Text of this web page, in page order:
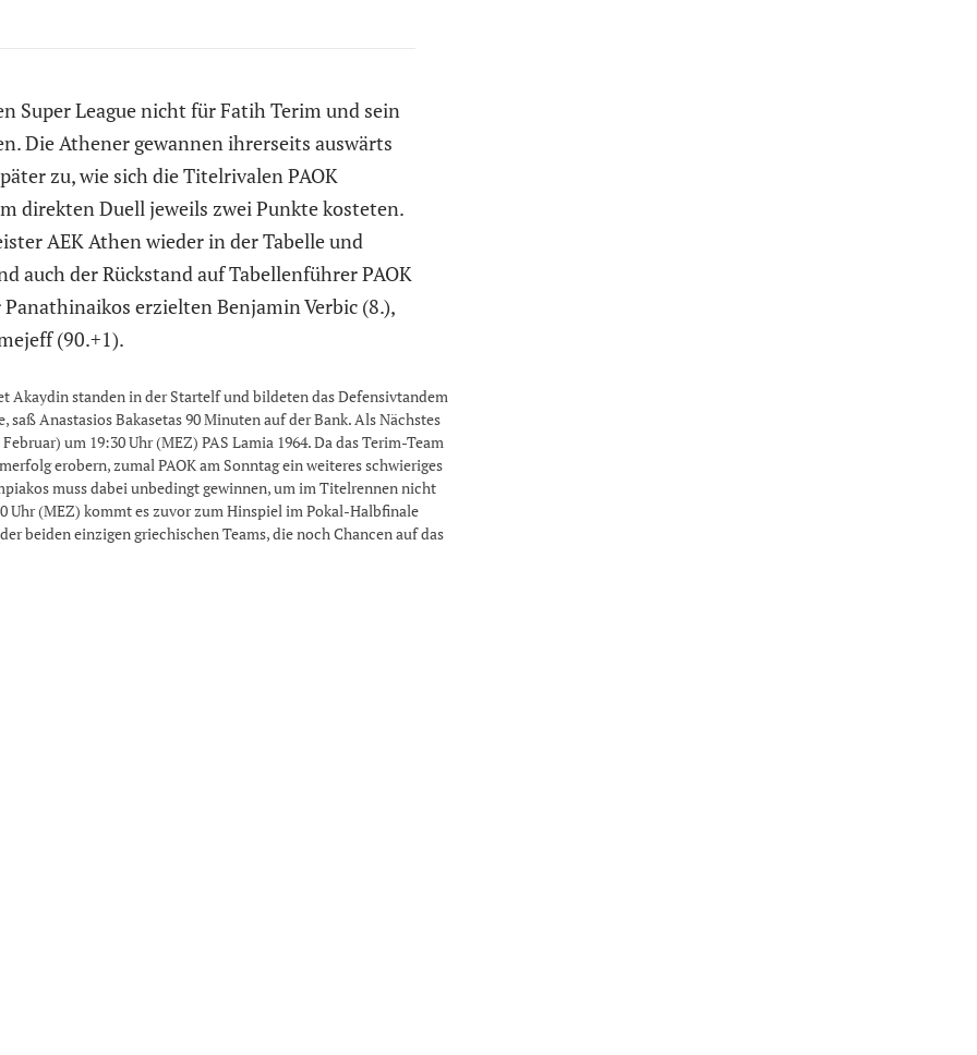
Super League nicht für Fatih Terim und sein
Die Athener gewannen ihrerseits auswärts
zu, wie sich die Titelrivalen PAOK
direkten Duell jeweils zwei Punkte kosteten.
AEK Athen wieder in der Tabelle und
auch der Rückstand auf Tabellenführer PAOK
erzielten Benjamin Verbic (8.),
(90.+1).
Akaydin standen in der Startelf und bildeten das Defensivtandem
Anastasios Bakasetas 90 Minuten auf der Bank. Als Nächstes
um 19:30 Uhr (MEZ) PAS Lamia 1964. Da das Terim-Team
erobern, zumal PAOK am Sonntag ein weiteres schwieriges
muss dabei unbedingt gewinnen, um im Titelrennen nicht
(MEZ) kommt es zuvor zum Hinspiel im Pokal-Halbfinale
beiden einzigen griechischen Teams, die noch Chancen auf das